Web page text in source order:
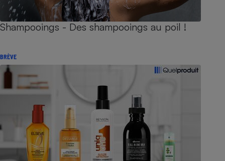
Shampooings - Des shampooings au poil !
BRÈVE